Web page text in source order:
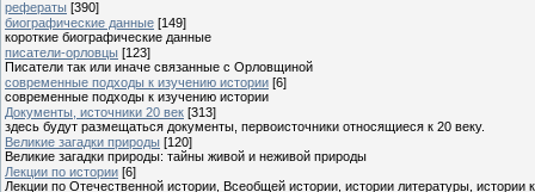
рефераты [390]
биографические данные [149]
короткие биографические данные
писатели-орловцы [123]
Писатели так или иначе связанные с Орловщиной
современные подходы к изучению истории [6]
современные подходы к изучению истории
Документы, источники 20 век [313]
здесь будут размещаться документы, первоисточники относящиеся к 20 веку.
Великие загадки природы [120]
Великие загадки природы: тайны живой и неживой природы
Лекции по истории [6]
Лекции по Отечественной истории, Всеобщей истории, истории литературы, истории